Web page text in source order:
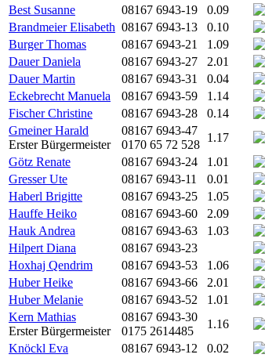
Best Susanne
08167 6943-19 0.09
Brandmeier Elisabeth 08167 6943-13 0.10
Burger Thomas
08167 6943-21 1.09
Dauer Daniela
08167 6943-27 2.01
Dauer Martin
08167 6943-31 0.04
Eckebrecht Manuela
08167 6943-59 1.14
Fischer Christine
08167 6943-28 0.14
Gmeiner Harald
Erster Bürgermeister
08167 6943-47
0170 65 72 528
1.17
Götz Renate
08167 6943-24 1.01
Gresser Ute
08167 6943-11 0.01
Haberl Brigitte
08167 6943-25 1.05
Hauffe Heiko
08167 6943-60 2.09
Hauk Andrea
08167 6943-63 1.03
Hilpert Diana
08167 6943-23
Hoxhaj Qendrim
08167 6943-53 1.06
Huber Heike
08167 6943-66 2.01
Huber Melanie
08167 6943-52 1.01
Kern Mathias
Erster Bürgermeister
08167 6943-30
0175 2614485
1.16
Knöckl Eva
08167 6943-12 0.02